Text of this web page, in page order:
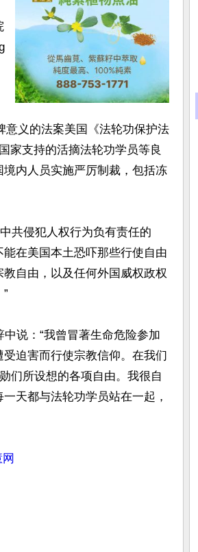
意义的法案美国《法轮功保护法
家支持的活摘法轮功学员等良
内人员实施严厉制裁，包括冻
共侵犯人权行为负有责任的
在美国本土恐吓那些行使自由
自由，以及任何外国威权政权
说：“我曾冒著生命危险参加
迫害而行使宗教信仰。在我们
们所设想的各项自由。我很自
天都与法轮功学员站在一起，